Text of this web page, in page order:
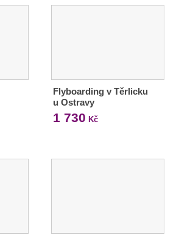
Flyboarding v Těrlicku
u Ostravy
1 730 Kč